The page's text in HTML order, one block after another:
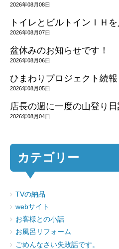
2026年08月08日
トイレとビルトインＩＨ
2026年08月07日
盆休みのお知らせです！
2026年08月06日
ひまわりプロジェクト続報
2026年08月05日
店長の週に一度の山登り
2026年08月04日
カテゴリー
TVの納品
webサイト
お客様との小話
お風呂リフォーム
ごめんなさい失敗話です。